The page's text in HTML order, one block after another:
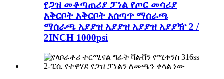
የጋዝ መቆጣጠሪያ ፓነል የጦር መሳሪያ
አቅርቦት አቅርቦት አሰጣጥ ማሰራጫ
ማሰራጫ አያያዝ አያያዝ አያያዝ አያያዥ 2 /
2INCH 1000psi